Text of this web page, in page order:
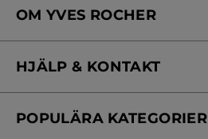
OM YVES ROCHER
Vårt engagemang
Skönhetstips
HJÄLP & KONTAKT
Kontakta oss
POPULÄRA KATEGORIER